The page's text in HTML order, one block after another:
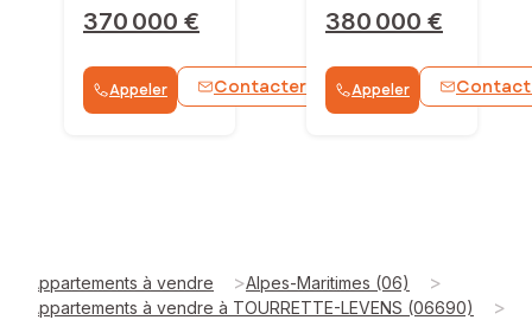
370 000 €
Appeler Contacter WhatsApp
380 000 €
Appeler
Appartements à vendre >Alpes-Maritimes (06) >
Appartements à vendre à TOURRETTE-LEVENS (06690) >